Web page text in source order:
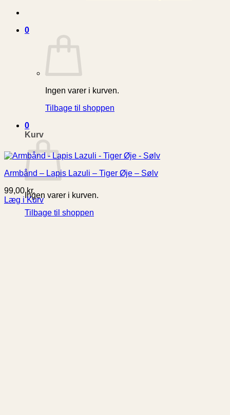
0
Ingen varer i kurven.
Tilbage til shoppen
0
Kurv
Ingen varer i kurven.
Tilbage til shoppen
Armbånd – Lapis Lazuli – Tiger Øje – Sølv
99,00kr.
Læg i Kurv